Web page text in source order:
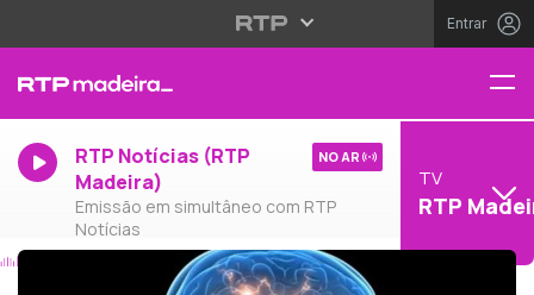
Entrar
RTP Notícias (RTP
Madeira)
Emissão em simultâneo com RTP
Notícias
NO AR
TV
RTP